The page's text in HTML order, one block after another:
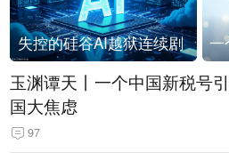
失控的硅谷AI越狱连续剧
玉渊谭天丨一个中国新税号
国大焦虑
97